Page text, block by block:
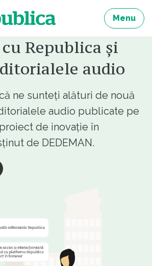
Menu
Republica și
audio
ne sunteți alături de nouă
audio publicate pe
de inovație în
de DEDEMAN.